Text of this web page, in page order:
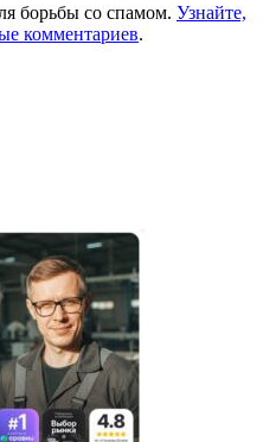
борьбы со спамом. Узнайте,
комментариев.